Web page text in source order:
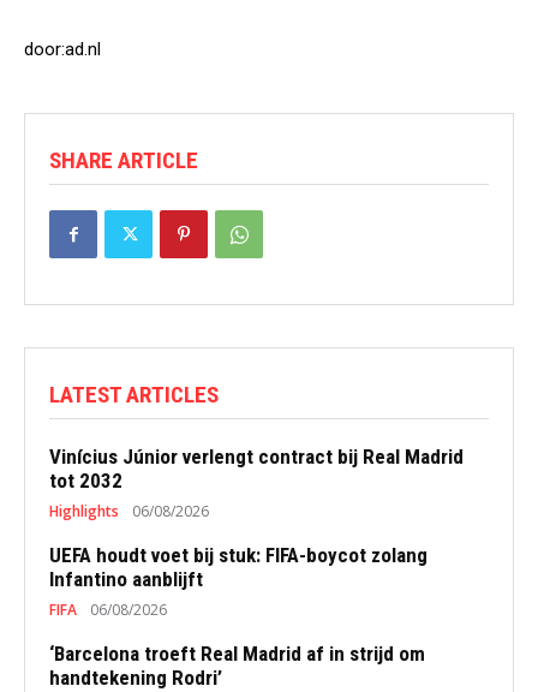
door:ad.nl
SHARE ARTICLE
LATEST ARTICLES
Vinícius Júnior verlengt contract bij Real Madrid
tot 2032
Highlights 06/08/2026
UEFA houdt voet bij stuk: FIFA-boycot zolang
Infantino aanblijft
FIFA 06/08/2026
‘Barcelona troeft Real Madrid af in strijd om
handtekening Rodri’